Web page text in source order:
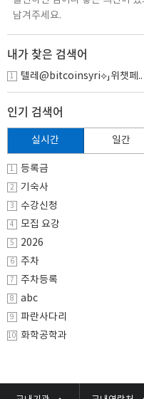
남겨주세요.
내가 찾은 검색어
1 텔레@bitcoinsyri⟡」위챗페..
인기 검색어
실시간 일간
1 등록금
2 기숙사
3 수강신청
4 모집 요강
5 2026
6 주차
7 주차등록
8 abc
9 파란사다리
10 화학공학과